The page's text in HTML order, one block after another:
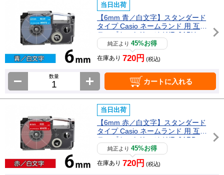
当日出荷
【6mm 青／白文字】スタンダード
タイプ Casio ネームランド 用 互換
テープカートリッジ / XR-6ABU
純正より45%お得
在庫あり 720円 (税込)
数量
カートに入れる
当日出荷
【6mm 赤／白文字】スタンダード
タイプ Casio ネームランド 用 互換
テープカートリッジ / XR-6ARD
純正より45%お得
在庫あり 720円 (税込)